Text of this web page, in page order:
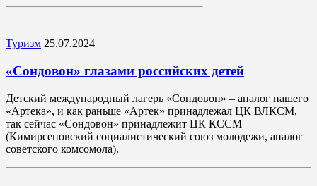
Туризм 25.07.2024
«Сондовон» глазами российских детей
Детский международный лагерь «Сондовон» – аналог нашего
«Артека», и как раньше «Артек» принадлежал ЦК ВЛКСМ,
так сейчас «Сондовон» принадлежит ЦК КССМ
(Кимирсеновский социалистический союз молодежи, аналог
советского комсомола).